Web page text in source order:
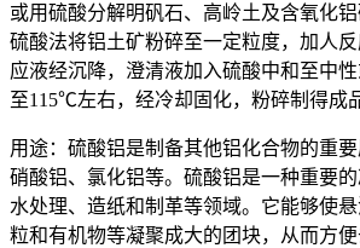
或用硫酸分解明矾石、高岭土及含氧化铝
硫酸法将铝土矿粉碎至一定粒度，加人
应液经沉降，澄清液加入硫酸中和至中
至115℃左右，经冷却固化，粉碎制得成
用途：硫酸铝是制备其他铝化合物的重要
硝酸铝、氯化铝等。硫酸铝是一种重要
水处理、造纸和制革等领域。它能够使
粒和有机物等凝聚成大的团块，从而方便